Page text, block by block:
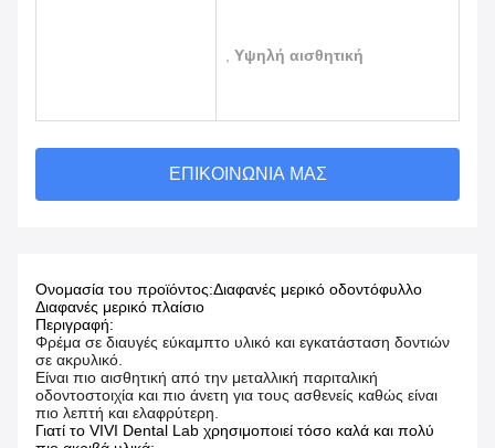
Υψηλή αισθητική
ΕΠΙΚΟΙΝΩΝΊΑ ΜΑΣ
Ονομασία του προϊόντος:Διαφανές μερικό οδοντόφυλλο
Διαφανές μερικό πλαίσιο
Περιγραφή:
Φρέμα σε διαυγές εύκαμπτο υλικό και εγκατάσταση δοντιών
σε ακρυλικό.
Είναι πιο αισθητική από την μεταλλική παριταλική
οδοντοστοιχία και πιο άνετη για τους ασθενείς καθώς είναι
πιο λεπτή και ελαφρύτερη.
Γιατί το VIVI Dental Lab χρησιμοποιεί τόσο καλά και πολύ